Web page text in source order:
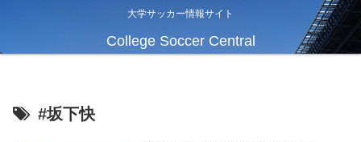
大学サッカー情報サイト
College Soccer Central
#坂下快